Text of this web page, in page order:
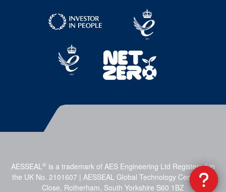
AESSEAL ® is a trademark of AES Engineering Ltd Registered in
the UK No. 2101607 | AESSEAL Global Technology Centre, Mill
Close, Rotherham, South Yorkshire S60 1BZ